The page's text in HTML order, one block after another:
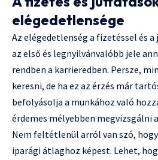
elégedetlensége
Az elégedetlenség a fizetéssel és
az első és legnyilvánvalóbb jele
rendben a karrieredben. Persze,
keresni, de ha ez az érzés már
befolyásolja a munkához való
érdemes mélyebben megvizsgálni
Nem feltétlenül arról van szó,
iparági átlaghoz képest. Lehet,